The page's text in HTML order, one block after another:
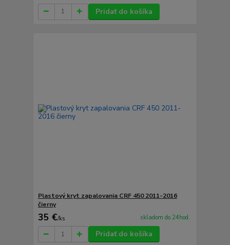
Pridať do košíka
Plastový kryt zapalovania CRF 450 2011-2016
čierny
35 €/ks skladom do 24hod.
Pridať do košíka